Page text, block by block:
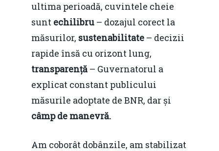
ultima perioadă, cuvintele cheie
sunt echilibru – dozajul corect la
măsurilor, sustenabilitate – decizii
rapide însă cu orizont lung,
transparență – Guvernatorul a
explicat constant publicului
măsurile adoptate de BNR, dar și
câmp de manevră.
Am coborât dobânzile, am stabilizat